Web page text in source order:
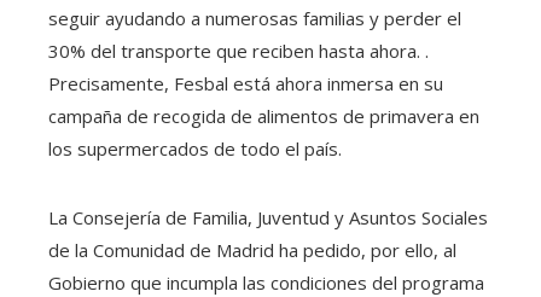
seguir ayudando a numerosas familias y perder el
30% del transporte que reciben hasta ahora. .
Precisamente, Fesbal está ahora inmersa en su
campaña de recogida de alimentos de primavera en
los supermercados de todo el país.
La Consejería de Familia, Juventud y Asuntos Sociales
de la Comunidad de Madrid ha pedido, por ello, al
Gobierno que incumpla las condiciones del programa